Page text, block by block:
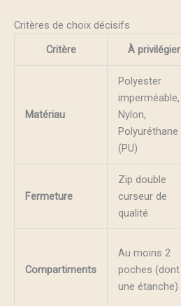
Critères de choix décisifs
Critère
À privilégier
Matériau
Polyester
imperméable,
Nylon,
Polyuréthane
(PU)
Fermeture
Zip double
curseur de
qualité
Compartiments
Au moins 2
poches (dont
une étanche)